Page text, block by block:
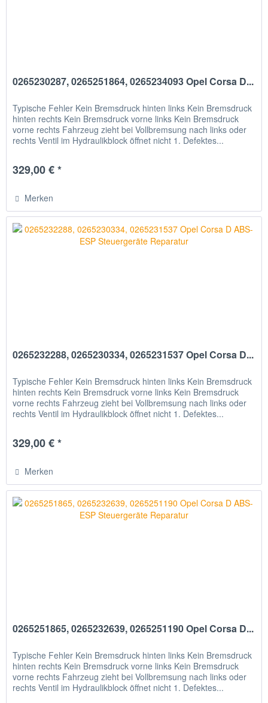
0265230287, 0265251864, 0265234093 Opel Corsa D...
Typische Fehler Kein Bremsdruck hinten links Kein Bremsdruck
hinten rechts Kein Bremsdruck vorne links Kein Bremsdruck
vorne rechts Fahrzeug zieht bei Vollbremsung nach links oder
rechts Ventil im Hydraulikblock öffnet nicht 1. Defektes...
329,00 € *
Merken
0265232288, 0265230334, 0265231537 Opel Corsa D...
Typische Fehler Kein Bremsdruck hinten links Kein Bremsdruck
hinten rechts Kein Bremsdruck vorne links Kein Bremsdruck
vorne rechts Fahrzeug zieht bei Vollbremsung nach links oder
rechts Ventil im Hydraulikblock öffnet nicht 1. Defektes...
329,00 € *
Merken
0265251865, 0265232639, 0265251190 Opel Corsa D...
Typische Fehler Kein Bremsdruck hinten links Kein Bremsdruck
hinten rechts Kein Bremsdruck vorne links Kein Bremsdruck
vorne rechts Fahrzeug zieht bei Vollbremsung nach links oder
rechts Ventil im Hydraulikblock öffnet nicht 1. Defektes...